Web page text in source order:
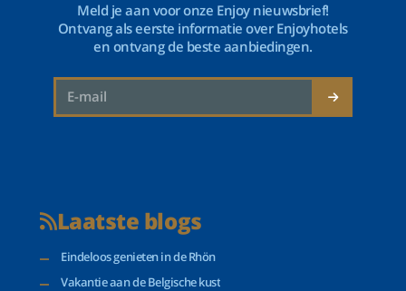
Meld je aan voor onze Enjoy nieuwsbrief!
Ontvang als eerste informatie over Enjoyhotels
en ontvang de beste aanbiedingen.
Laatste blogs
Eindeloos genieten in de Rhön
Vakantie aan de Belgische kust